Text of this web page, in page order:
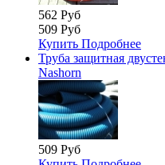
562 Руб
509 Руб
Купить Подробнее
Труба защитная
Nashorn
509 Руб